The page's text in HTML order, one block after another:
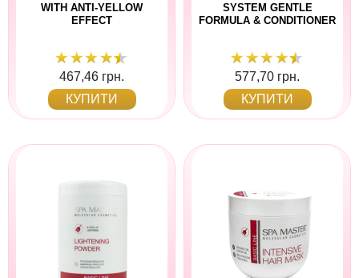
WITH ANTI-YELLOW
EFFECT
467,46 грн.
КУПИТИ
SYSTEM GENTLE
FORMULA & CONDITIONER
577,70 грн.
КУПИТИ